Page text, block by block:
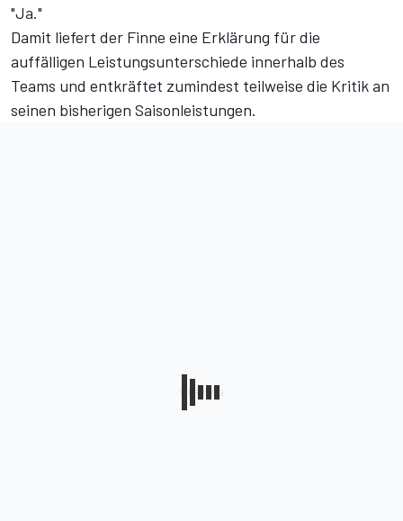
"Ja."
Damit liefert der Finne eine Erklärung für die
auffälligen Leistungsunterschiede innerhalb des
Teams und entkräftet zumindest teilweise die Kritik an
seinen bisherigen Saisonleistungen.